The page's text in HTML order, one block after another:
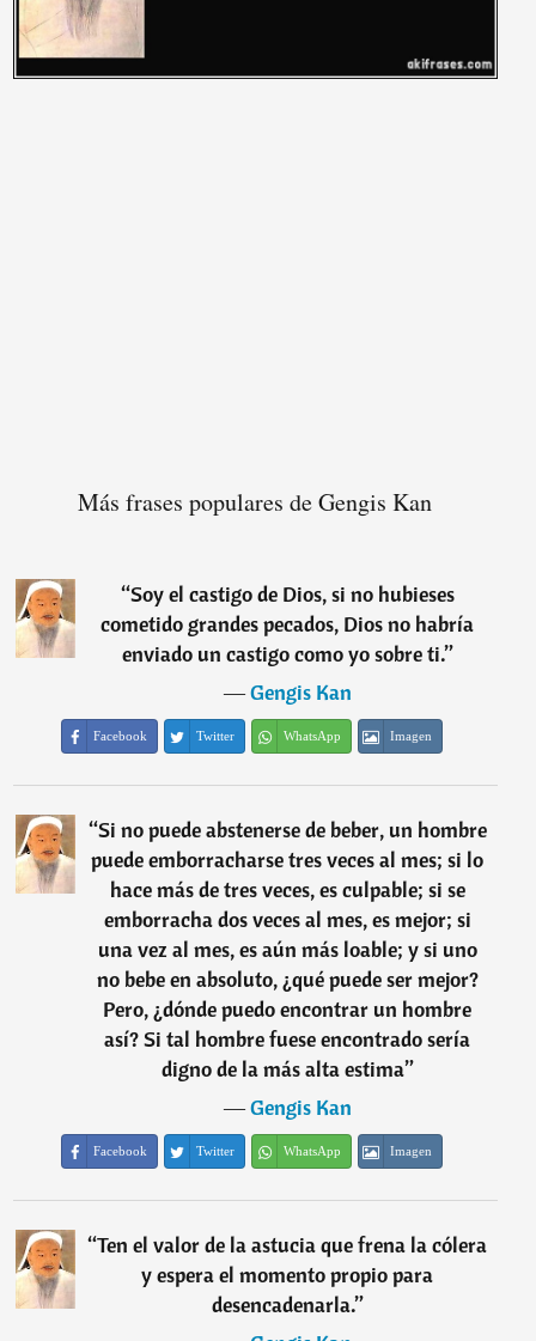
Más frases populares de Gengis Kan
“Soy el castigo de Dios, si no hubieses
cometido grandes pecados, Dios no habría
enviado un castigo como yo sobre ti.”
―Gengis Kan
Facebook Twitter WhatsApp Imagen
“Si no puede abstenerse de beber, un hombre
puede emborracharse tres veces al mes; si lo
hace más de tres veces, es culpable; si se
emborracha dos veces al mes, es mejor; si
una vez al mes, es aún más loable; y si uno
no bebe en absoluto, ¿qué puede ser mejor?
Pero, ¿dónde puedo encontrar un hombre
así? Si tal hombre fuese encontrado sería
digno de la más alta estima”
―Gengis Kan
Facebook Twitter WhatsApp Imagen
“Ten el valor de la astucia que frena la cólera
y espera el momento propio para
desencadenarla.”